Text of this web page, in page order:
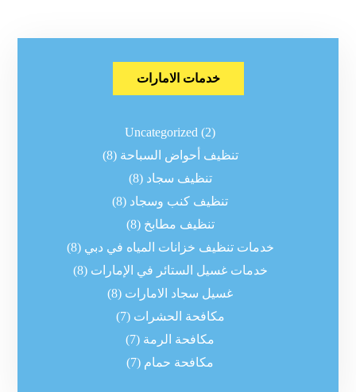
خدمات الامارات
Uncategorized (2)
تنظيف أحواض السباحة (8)
تنظيف سجاد (8)
تنظيف كنب وسجاد (8)
تنظيف مطابخ (8)
خدمات تنظيف خزانات المياه في دبي (8)
خدمات غسيل الستائر في الإمارات (8)
غسيل سجاد الامارات (8)
مكافحة الحشرات (7)
مكافحة الرمة (7)
مكافحة حمام (7)